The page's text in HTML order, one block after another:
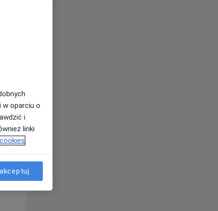
Czw,
w oparciu o
i
linki